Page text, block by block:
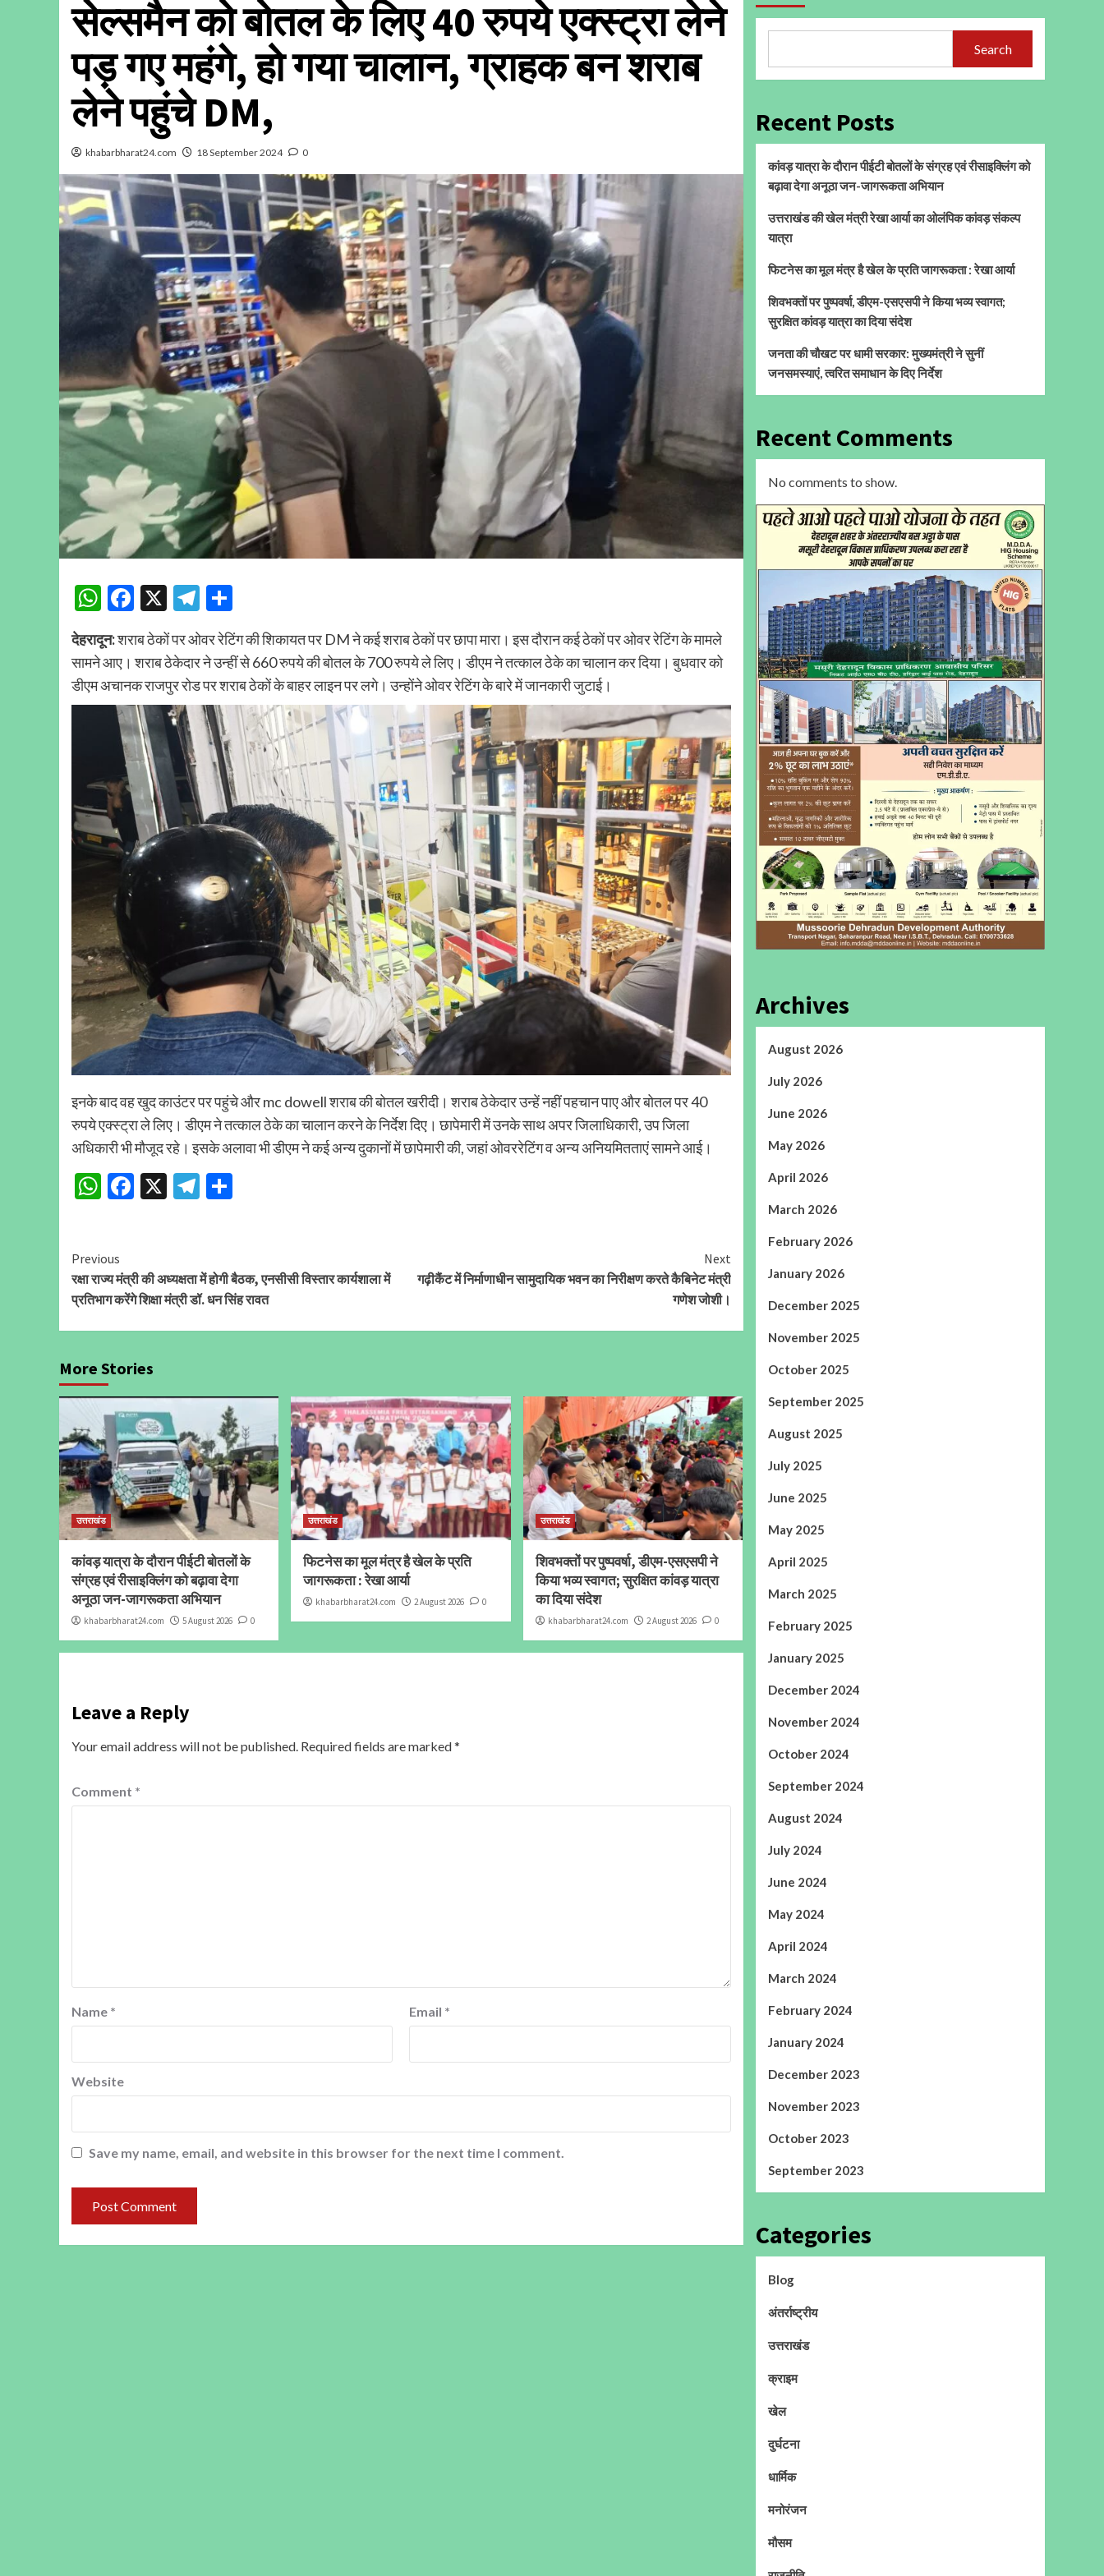
सेल्समैन को बोतल के लिए 40 रुपये एक्स्ट्रा लेने
पड़ गए महंगे, हो गया चालान, ग्राहक बन शराब
लेने पहुंचे DM,
khabarbharat24.com 18 September 2024 0
WhatsApp
Facebook
X Telegram
देहरादून:शराब ठेकों पर ओवर रेटिंग की शिकायत पर DM ने कई शराब ठेकों पर छापा मारा। इस दौरान कई ठेकों पर ओवर रेटिंग के मामले
सामने आए। शराब ठेकेदार ने उन्हीं से 660 रुपये की बोतल के 700 रुपये ले लिए। डीएम ने तत्काल ठेके का चालान कर दिया। बुधवार को
डीएम अचानक राजपुर रोड पर शराब ठेकों के बाहर लाइन पर लगे। उन्होंने ओवर रेटिंग के बारे में जानकारी जुटाई।
इनके बाद वह खुद काउंटर पर पहुंचे और mc dowell शराब की बोतल खरीदी। शराब ठेकेदार उन्हें नहीं पहचान पाए और बोतल पर 40
रुपये एक्स्ट्रा ले लिए। डीएम ने तत्काल ठेके का चालान करने के निर्देश दिए। छापेमारी में उनके साथ अपर जिलाधिकारी, उप जिला
अधिकारी भी मौजूद रहे। इसके अलावा भी डीएम ने कई अन्य दुकानों में छापेमारी की, जहां ओवररेटिंग व अन्य अनियमितताएं सामने आई।
WhatsApp
Facebook
X Telegram
Continue
Reading
Previous
रक्षा राज्य मंत्री की अध्यक्षता में होगी बैठक, एनसीसी विस्तार कार्यशाला में
प्रतिभाग करेंगे शिक्षा मंत्री डॉ. धन सिंह रावत
Next
गढ़ीकैंट में निर्माणाधीन सामुदायिक भवन का निरीक्षण करते कैबिनेट मंत्री
गणेश जोशी।
More Stories
उत्तराखंड
कांवड़ यात्रा के दौरान पीईटी बोतलों के
संग्रह एवं रीसाइक्लिंग को बढ़ावा देगा
अनूठा जन-जागरूकता अभियान
khabarbharat24.com 5 August 2026 0
उत्तराखंड
फिटनेस का मूल मंत्र है खेल के प्रति
जागरूकता : रेखा आर्या
khabarbharat24.com 2 August 2026 0
उत्तराखंड
शिवभक्तों पर पुष्पवर्षा, डीएम-एसएसपी ने
किया भव्य स्वागत; सुरक्षित कांवड़ यात्रा
का दिया संदेश
khabarbharat24.com 2 August 2026 0
Leave a Reply
Your email address will not be published. Required fields are marked*
Comment *
Name * Email *
Website
Save my name, email, and website in this browser for the next time I comment.
Search
Recent Posts
कांवड़ यात्रा के दौरान पीईटी बोतलों के संग्रह एवं रीसाइक्लिंग को
बढ़ावा देगा अनूठा जन-जागरूकता अभियान
उत्तराखंड की खेल मंत्री रेखा आर्या का ओलंपिक कांवड़ संकल्प
यात्रा
फिटनेस का मूल मंत्र है खेल के प्रति जागरूकता : रेखा आर्या
शिवभक्तों पर पुष्पवर्षा, डीएम-एसएसपी ने किया भव्य स्वागत;
सुरक्षित कांवड़ यात्रा का दिया संदेश
जनता की चौखट पर धामी सरकार: मुख्यमंत्री ने सुनीं
जनसमस्याएं, त्वरित समाधान के दिए निर्देश
Recent Comments
No comments to show.
Archives
August 2026
July 2026
June 2026
May 2026
April 2026
March 2026
February 2026
January 2026
December 2025
November 2025
October 2025
September 2025
August 2025
July 2025
June 2025
May 2025
April 2025
March 2025
February 2025
January 2025
December 2024
November 2024
October 2024
September 2024
August 2024
July 2024
June 2024
May 2024
April 2024
March 2024
February 2024
January 2024
December 2023
November 2023
October 2023
September 2023
Categories
Blog
अंतर्राष्ट्रीय
उत्तराखंड
क्राइम
खेल
दुर्घटना
धार्मिक
मनोरंजन
मौसम